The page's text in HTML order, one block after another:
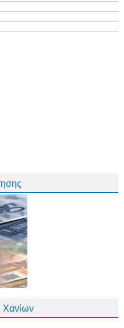
Χανίων